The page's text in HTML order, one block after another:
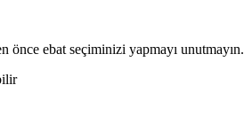
önce ebat seçiminizi yapmayı unutmayın.